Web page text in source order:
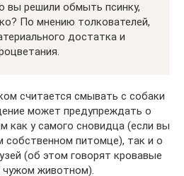
вы решили обмыть псинку,
По мнению толкователей,
достатка и
считается смывать с собаки
может предупреждать о
как у самого сновидца (если вы
собственном питомце), так и о
(об этом говорят кровавые
чужом животном).